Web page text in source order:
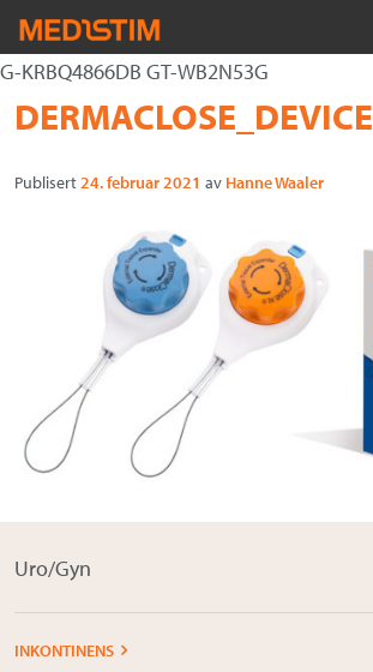
G-KRBQ4866DB GT-WB2N53G
Hjerte-Kar
Nevrokirurgi
Uro/Gyn
Plastisk kirurgi
Kompresjon / Arr
About Medistim
Leverandører
Gå
innholdet
Forstørre
DERMACLOSE_DEVICE
Publisert24. februar 2021 av Hanne Waaler
Uro/Gyn
INKONTINENS